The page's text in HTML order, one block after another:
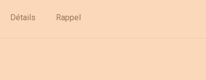
Détails Rappel